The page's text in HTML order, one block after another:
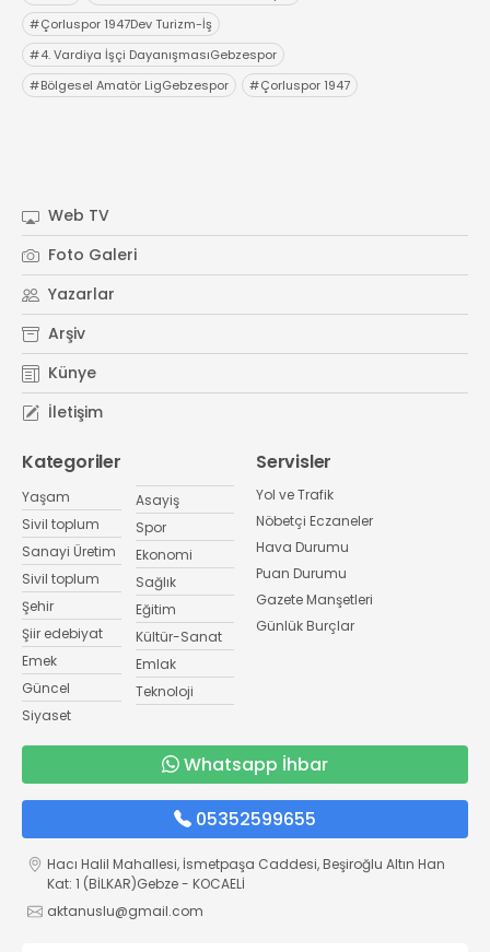
#Çorluspor 1947Dev Turizm-İş
#4. Vardiya İşçi DayanışmasıGebzespor
#Bölgesel Amatör LigGebzespor #Çorluspor 1947
Web TV
Foto Galeri
Yazarlar
Arşiv
Künye
İletişim
Kategoriler
Yaşam
Sivil toplum
Sanayi Üretim
Sivil toplum
Şehir
Şiir edebiyat
Emek
Güncel
Siyaset
Asayiş
Spor
Ekonomi
Sağlık
Eğitim
Kültür-Sanat
Emlak
Teknoloji
Servisler
Yol ve Trafik
Nöbetçi Eczaneler
Hava Durumu
Puan Durumu
Gazete Manşetleri
Günlük Burçlar
Whatsapp İhbar
05352599655
Hacı Halil Mahallesi, İsmetpaşa Caddesi, Beşiroğlu Altın Han
Kat: 1 (BİLKAR)Gebze - KOCAELİ
aktanuslu@gmail.com